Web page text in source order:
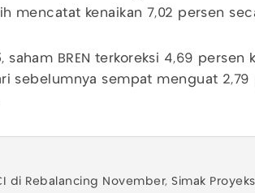
mencatat kenaikan 7,02 persen
saham BREN terkoreksi 4,69 persen
sebelumnya sempat menguat 2,79
di Rebalancing November, Simak